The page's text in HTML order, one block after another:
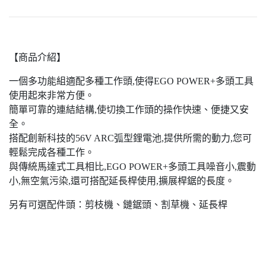
【商品介紹】
一個多功能組適配多種工作頭,使得EGO POWER+多頭工具
使用起來非常方便。
簡單可靠的連結結構,使切換工作頭的操作快速、便捷又安
全。
搭配創新科技的56V ARC弧型鋰電池,提供所需的動力,您可
輕鬆完成各種工作。
與傳統馬達式工具相比,EGO POWER+多頭工具噪音小,震動
小,無空氣污染,還可搭配延長桿使用,擴展桿鋸的長度。
另有可選配件頭：剪枝機、鏈鋸頭、割草機、延長桿